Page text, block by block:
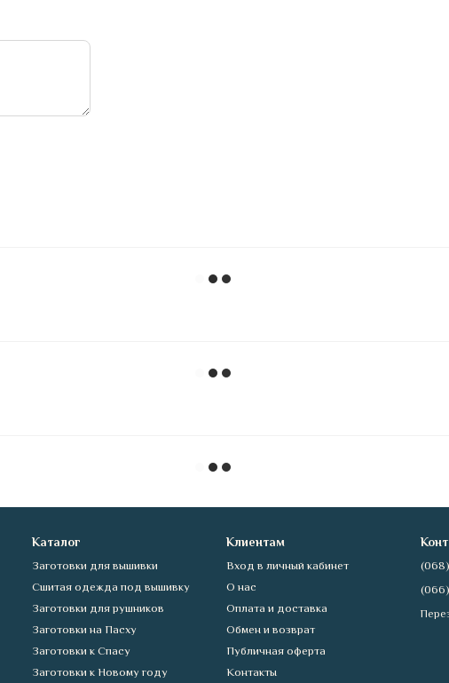
Каталог
Заготовки для вышивки
Сшитая одежда под вышивку
Заготовки для рушников
Заготовки на Пасху
Заготовки к Спасу
Заготовки к Новому году
Клиентам
Вход в личный кабинет
О нас
Оплата и доставка
Обмен и возврат
Публичная оферта
Контакты